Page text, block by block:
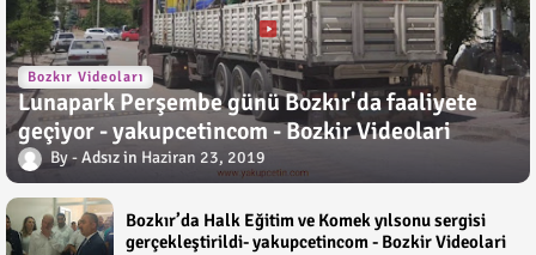
Bozkır Videoları
Lunapark Perşembe günü Bozkır'da faaliyete
geçiyor - yakupcetincom - Bozkir Videolari
Adsız Haziran 23, 2019
Bozkır’da Halk Eğitim ve Komek yılsonu sergisi
gerçekleştirildi- yakupcetincom - Bozkir Videolari